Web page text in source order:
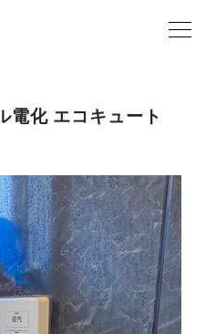
電化 エコキュート